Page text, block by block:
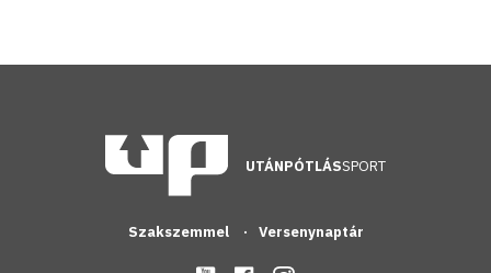
UTÁNPÓTLÁSSPORT
Szakszemmel Versenynaptár